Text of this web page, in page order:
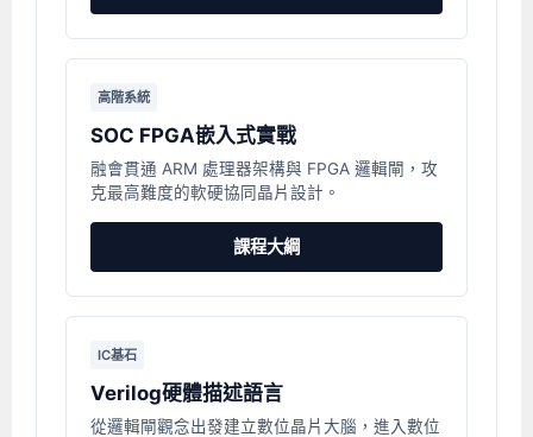
高階系統
SOC FPGA嵌入式實戰
融會貫通 ARM 處理器架構與 FPGA 邏輯閘，攻
克最高難度的軟硬協同晶片設計。
課程大綱
IC基石
Verilog硬體描述語言
從邏輯閘觀念出發建立數位晶片大腦，進入數位